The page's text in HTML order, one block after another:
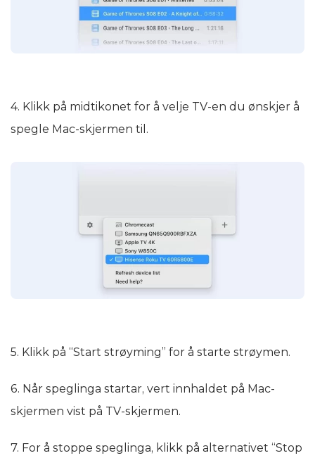
4. Klikk på midtikonet for å velje TV-en du ønskjer å
spegle Mac-skjermen til.
5. Klikk på “Start strøyming” for å starte strøymen.
6. Når speglinga startar, vert innhaldet på Mac-
skjermen vist på TV-skjermen.
7. For å stoppe speglinga, klikk på alternativet “Stop